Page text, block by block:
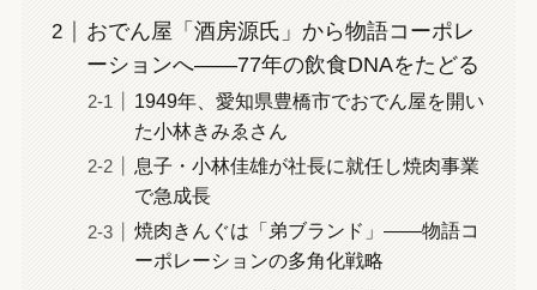
おでん屋「酒房源氏」から物語コーポレ
ーションへ——77年の飲食DNAをたどる
1949年、愛知県豊橋市でおでん屋を開い
た小林きみゑさん
息子・小林佳雄が社長に就任し焼肉事業
で急成長
焼肉きんぐは「弟ブランド」——物語コ
ーポレーションの多角化戦略